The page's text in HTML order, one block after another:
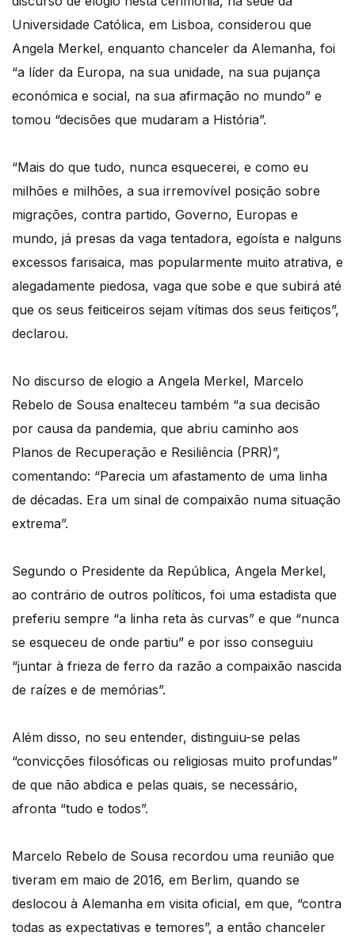
Universidade Católica, em Lisboa, considerou que
Angela Merkel, enquanto chanceler da Alemanha, foi
“a líder da Europa, na sua unidade, na sua pujança
económica e social, na sua afirmação no mundo” e
tomou “decisões que mudaram a História”.
“Mais do que tudo, nunca esquecerei, e como eu
milhões e milhões, a sua irremovível posição sobre
migrações, contra partido, Governo, Europas e
mundo, já presas da vaga tentadora, egoísta e nalguns
excessos farisaica, mas popularmente muito atrativa, e
alegadamente piedosa, vaga que sobe e que subirá até
que os seus feiticeiros sejam vítimas dos seus feitiços”,
declarou.
No discurso de elogio a Angela Merkel, Marcelo
Rebelo de Sousa enalteceu também “a sua decisão
por causa da pandemia, que abriu caminho aos
Planos de Recuperação e Resiliência (PRR)”,
comentando: “Parecia um afastamento de uma linha
de décadas. Era um sinal de compaixão numa situação
extrema”.
Segundo o Presidente da República, Angela Merkel,
ao contrário de outros políticos, foi uma estadista que
preferiu sempre “a linha reta às curvas” e que “nunca
se esqueceu de onde partiu” e por isso conseguiu
“juntar à frieza de ferro da razão a compaixão nascida
de raízes e de memórias”.
Além disso, no seu entender, distinguiu-se pelas
“convicções filosóficas ou religiosas muito profundas”
de que não abdica e pelas quais, se necessário,
afronta “tudo e todos”.
Marcelo Rebelo de Sousa recordou uma reunião que
tiveram em maio de 2016, em Berlim, quando se
deslocou à Alemanha em visita oficial, em que, “contra
todas as expectativas e temores”, a então chanceler